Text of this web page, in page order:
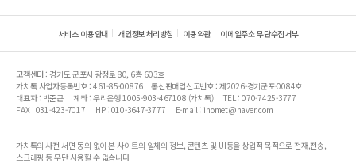
서비스 이용안내 개인정보처리방침 이용약관 이메일주소 무단수집거부
고객센터 : 경기도 군포시 광정로 80, 6층 603호
가치톡 사업자등록번호 : 461-85-00876
통신판매업신고번호 : 제2026-경기군포-0084호
대표자 : 박준근
계좌 : 우리은행 1005-903-467108 (가치톡)
TEL : 070-7425-3777
FAX : 031-423-7017
HP : 010-3647-3777 E-mail : ihomet@naver.com
가치톡의 사전 서면 동의 없이 본 사이트의 일체의 정보, 콘텐츠 및 UI등을 상업적 목적으로 전재,전송,
스크래핑 등 무단 사용할 수 없습니다